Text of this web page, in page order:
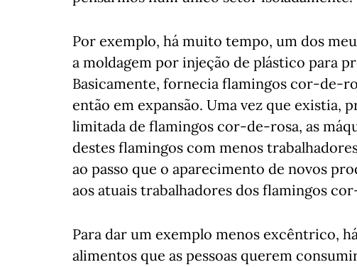
Por exemplo, há muito tempo, um dos
a moldagem por injeção de plástico para
Basicamente, fornecia flamingos cor-de-
então em expansão. Uma vez que existia,
limitada de flamingos cor-de-rosa, as
destes flamingos com menos
ao passo que o aparecimento de novos
aos atuais trabalhadores dos flamingos
Para dar um exemplo menos excêntrico,
alimentos que as pessoas querem